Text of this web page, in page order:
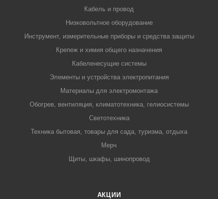
Кабель и провод
Низковольтное оборудование
Инструмент, измерительные приборы и средства защиты
Крепеж и химия общего назначения
Кабеленесущие системы
Элементы и устройства электропитания
Материалы для электромонтажа
Обогрев, вентиляция, климатотехника, гелиосистемы
Светотехника
Техника бытовая, товары для сада, туризма, отдыха
Мерч
Щиты, шкафы, шинопровод
АКЦИИ